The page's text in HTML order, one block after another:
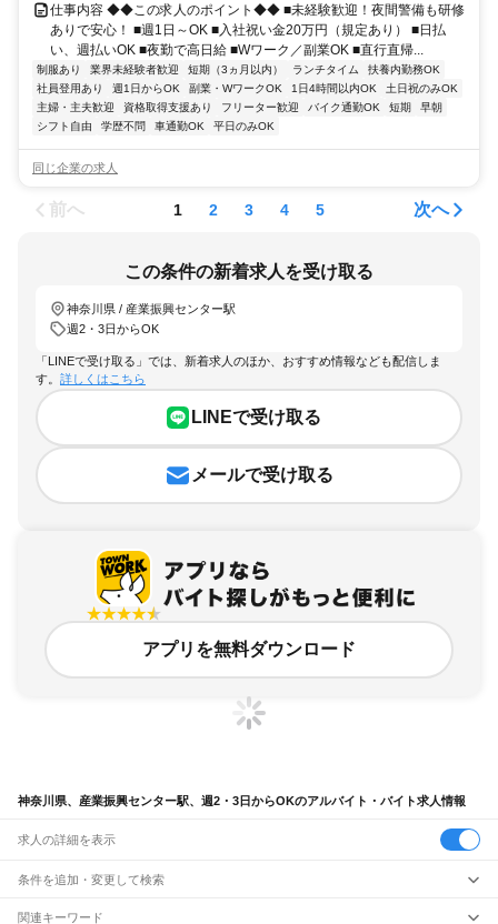
仕事内容 ◆◆この求人のポイント◆◆ ■未経験歓迎！夜間警備も研修
ありで安心！ ■週1日～OK ■入社祝い金20万円（規定あり） ■日払
い、週払いOK ■夜勤で高日給 ■Wワーク／副業OK ■直行直帰...
制服あり 業界未経験者歓迎 短期（3ヵ月以内） ランチタイム
扶養内勤務OK
社員登用あり
週1日からOK 副業・WワークOK 1日4時間以内OK
土日祝のみOK
主婦・主夫歓迎
資格取得支援あり フリーター歓迎 バイク通勤OK 短期
早朝
シフト自由
学歴不問 車通勤OK 平日のみOK
同じ企業の求人
前へ 1 2 3 4 5 次へ
この条件の新着求人を受け取る
神奈川県 / 産業振興センター駅
週2・3日からOK
「LINEで受け取る」では、新着求人のほか、おすすめ情報なども配信しま
す。 詳しくはこちら
LINEで受け取る
メールで受け取る
アプリを無料ダウンロード
神奈川県、産業振興センター駅、週2・3日からOKのアルバイト・バイト求人情報
求人の詳細を表示
条件を追加・変更して検索
市区町村を追加・変更
関連キーワード